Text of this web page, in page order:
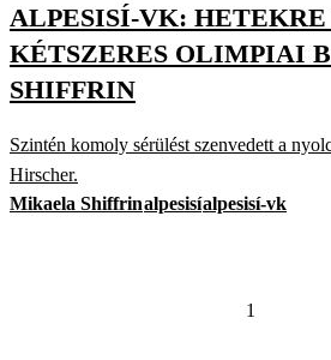
ALPESISÍ-VK:
KÉTSZERES OLIMPIAI
SHIFFRIN
Szintén komoly sérülést szenvedett a
Hirscher.
Mikaela Shiffrinalpesisíalpesisí-vk
1